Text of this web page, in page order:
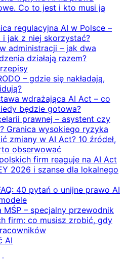
Co to jest i kto musi ją
regulacyjna AI w Polsce –
jak z niej skorzystać?
administracji – jak dwa
działają razem?
– gdzie się nakładają,
wdrażająca AI Act – co
będzie gotowa?
prawnej – asystent czy
Granica wysokiego ryzyka
zmiany w AI Act? 10 źródeł,
obserwować
firm reaguje na AI Act
2026 i szanse dla lokalnego
40 pytań o unijne prawo AI
MŚP – specjalny przewodnik
firm: co musisz zrobić, gdy
AI